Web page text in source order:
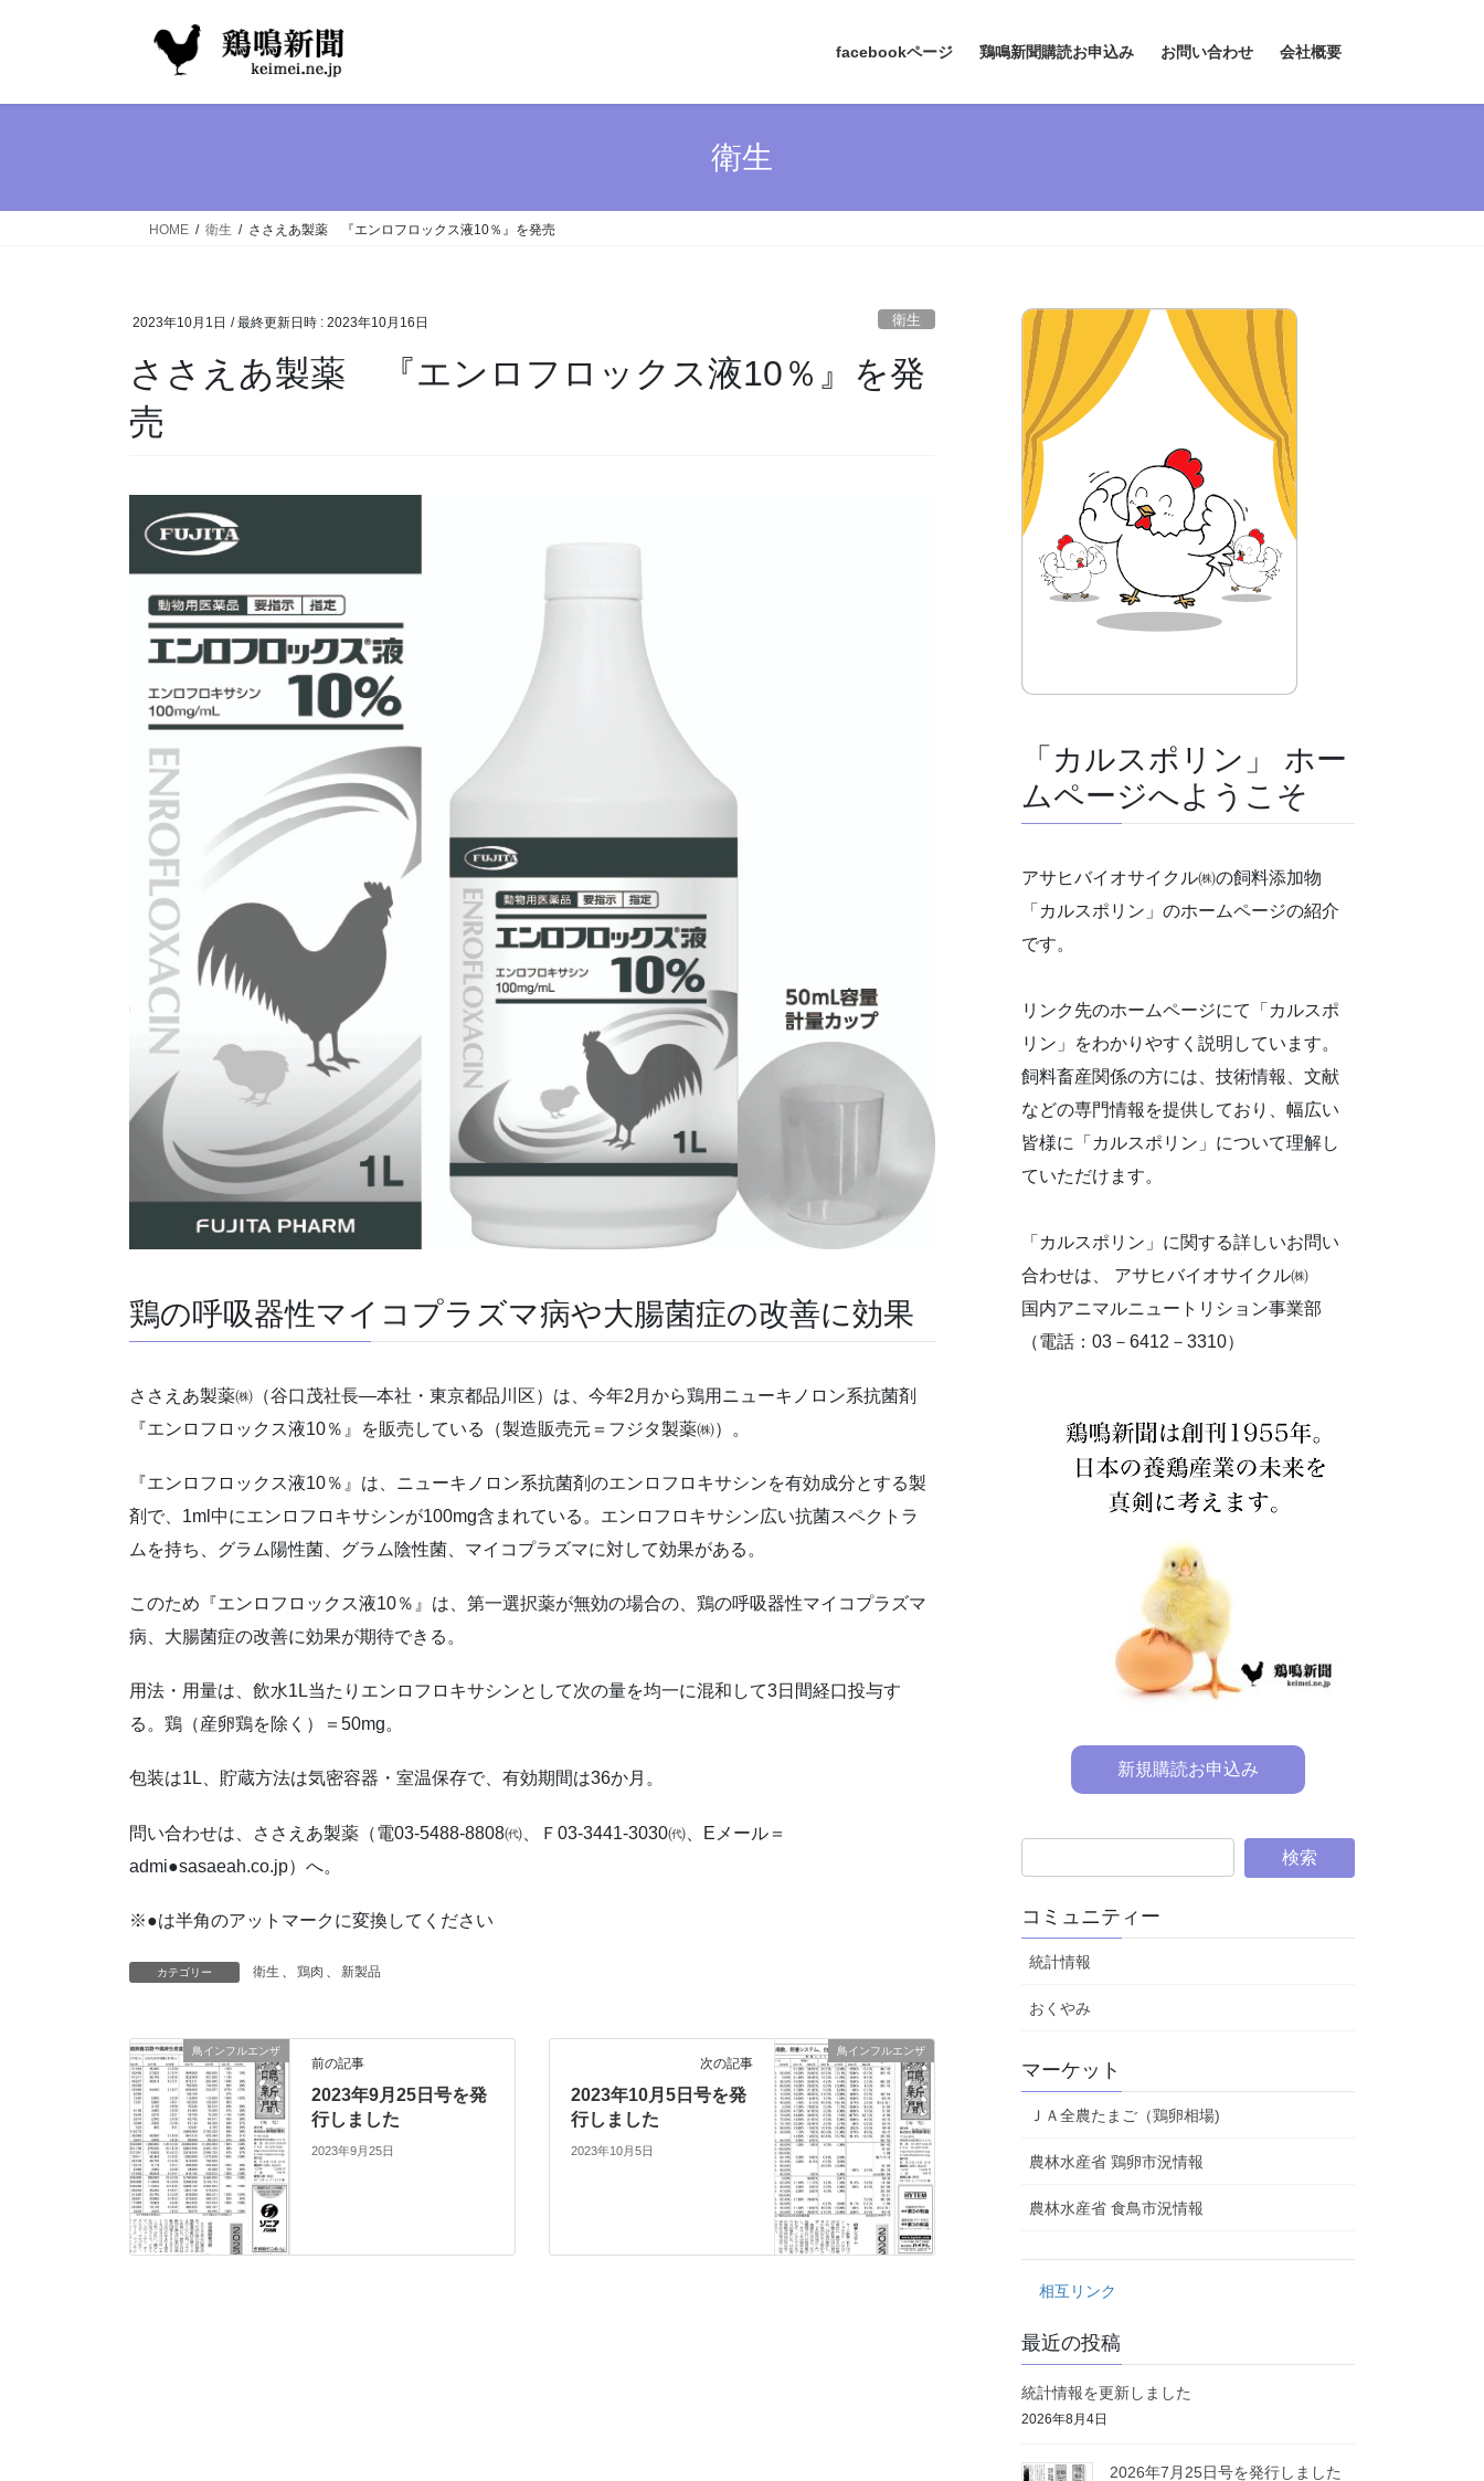
facebookページ 鶏鳴新聞購読お申込み お問い合わせ 会社概要
衛生
HOME 衛生 ささえあ製薬 『エンロフロックス液10％』を発売
2023年10月1日 / 最終更新日時 : 2023年10月16日 衛生
ささえあ製薬 『エンロフロックス液10％』を発
売
鶏の呼吸器性マイコプラズマ病や大腸菌症の改善に効果
ささえあ製薬㈱（谷口茂社長―本社・東京都品川区）は、今年2月から鶏用ニューキノロン系抗菌剤
『エンロフロックス液10％』を販売している（製造販売元＝フジタ製薬㈱）。
『エンロフロックス液10％』は、ニューキノロン系抗菌剤のエンロフロキサシンを有効成分とする製
剤で、1ml中にエンロフロキサシンが100mg含まれている。エンロフロキサシン広い抗菌スペクトラ
ムを持ち、グラム陽性菌、グラム陰性菌、マイコプラズマに対して効果がある。
このため『エンロフロックス液10％』は、第一選択薬が無効の場合の、鶏の呼吸器性マイコプラズマ
病、大腸菌症の改善に効果が期待できる。
用法・用量は、飲水1L当たりエンロフロキサシンとして次の量を均一に混和して3日間経口投与す
る。鶏（産卵鶏を除く）＝50mg。
包装は1L、貯蔵方法は気密容器・室温保存で、有効期間は36か月。
問い合わせは、ささえあ製薬（電03-5488-8808㈹、Ｆ03-3441-3030㈹、Eメール＝
admi●sasaeah.co.jp）へ。
※●は半角のアットマークに変換してください
カテゴリー 衛生 、 鶏肉 、 新製品
鳥インフルエンザ
前の記事
2023年9月25日号を発
行しました
2023年9月25日
鳥インフルエンザ
次の記事
2023年10月5日号を発
行しました
2023年10月5日
「カルスポリン」 ホー
ムページへようこそ
アサヒバイオサイクル㈱の飼料添加物
「カルスポリン」のホームページの紹介
です。
リンク先のホームページにて「カルスポ
リン」をわかりやすく説明しています。
飼料畜産関係の方には、技術情報、文献
などの専門情報を提供しており、幅広い
皆様に「カルスポリン」について理解し
ていただけます。
「カルスポリン」に関する詳しいお問い
合わせは、 アサヒバイオサイクル㈱
国内アニマルニュートリション事業部
（電話：03－6412－3310）
新規購読お申込み
コミュニティー
統計情報
おくやみ
マーケット
ＪＡ全農たまご（鶏卵相場)
農林水産省 鶏卵市況情報
農林水産省 食鳥市況情報
相互リンク
最近の投稿
統計情報を更新しました
2026年8月4日
2026年7月25日号を発行しました